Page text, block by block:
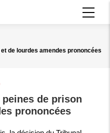
de lourdes amendes prononcées
de prison
prononcées